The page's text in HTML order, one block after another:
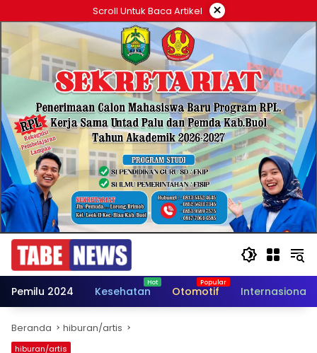
ke
konten
Scroll Untuk Baca Artikel ×
Pemilu 2024 Kesehatan Otomotif Internasional
Beranda hiburan/artis
hiburan/artis